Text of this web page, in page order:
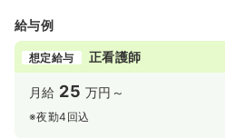
給与例
想定給与 正看護師
月給 25 万円～
※夜勤4回込